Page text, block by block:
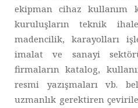
ekipman cihaz kullanım
kuruluşların teknik
madencilik, karayolları
imalat ve sanayi
firmaların katalog,
resmi yazışmaları vb.
uzmanlık gerektiren